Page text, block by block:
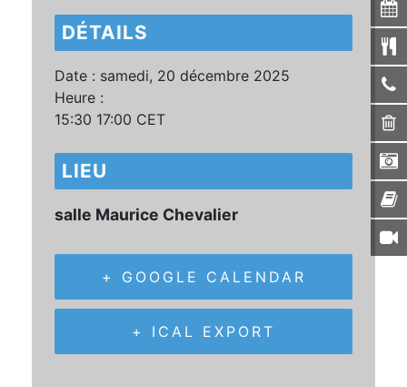
DÉTAILS
Date : samedi, 20 décembre 2025
Heure :
15:30 17:00 CET
LIEU
salle Maurice Chevalier
+ GOOGLE CALENDAR
+ ICAL EXPORT